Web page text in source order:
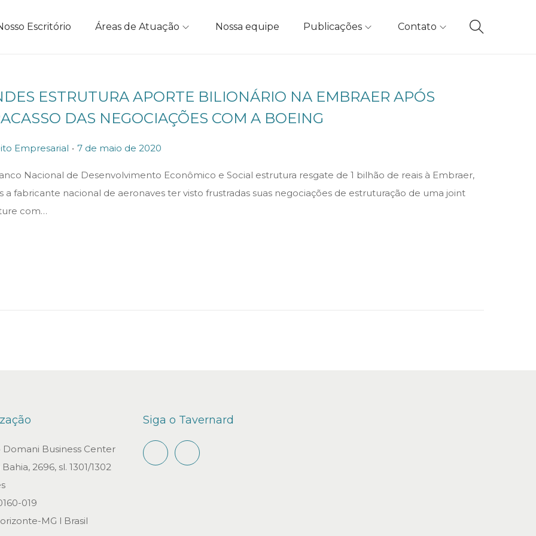
Escritório Áreas de Atuação Nossa equipe Publicações Contato
ESTRUTURA APORTE BILIONÁRIO NA EMBRAER APÓS
DAS NEGOCIAÇÕES COM A BOEING
Empresarial . P
s
t
7 de maio de 2020
Nacional de Desenvolvimento Econômico e Social estrutura resgate de 1 bilhão de reais à Embraer,
a fabricante nacional de aeronaves ter visto frustradas suas negociações de estruturação de uma joint
com…
Domani Business Center
2696, sl. 1301/1302
019
MG l Brasil
Siga o Tavernard